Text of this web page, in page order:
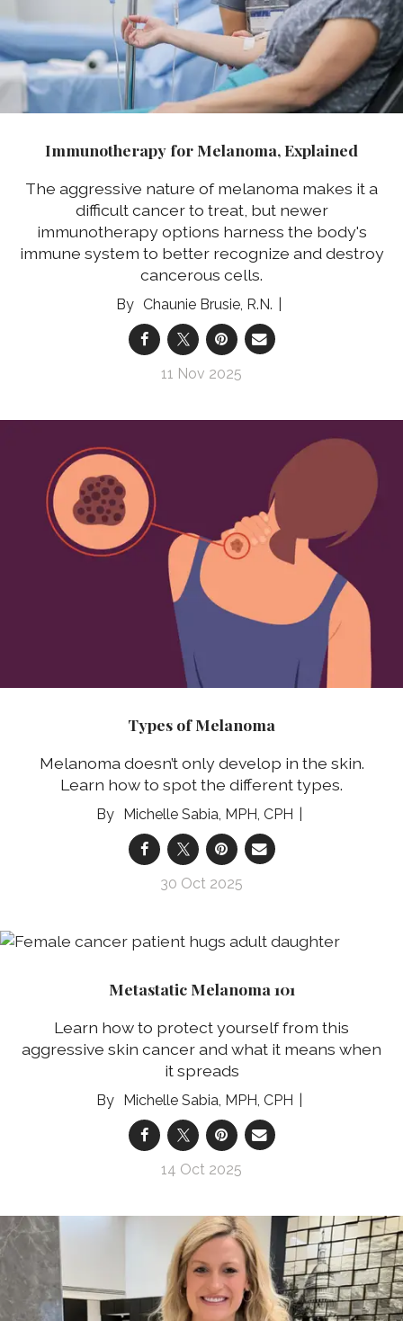
Immunotherapy for Melanoma, Explained
The aggressive nature of melanoma makes it a
difficult cancer to treat, but newer
immunotherapy options harness the body's
immune system to better recognize and destroy
cancerous cells.
Chaunie Brusie, R.N.
11 Nov 2025
Types of Melanoma
Melanoma doesn’t only develop in the skin.
Learn how to spot the different types.
Michelle Sabia, MPH, CPH
30 Oct 2025
Metastatic Melanoma 101
Learn how to protect yourself from this
aggressive skin cancer and what it means when
it spreads
Michelle Sabia, MPH, CPH
14 Oct 2025